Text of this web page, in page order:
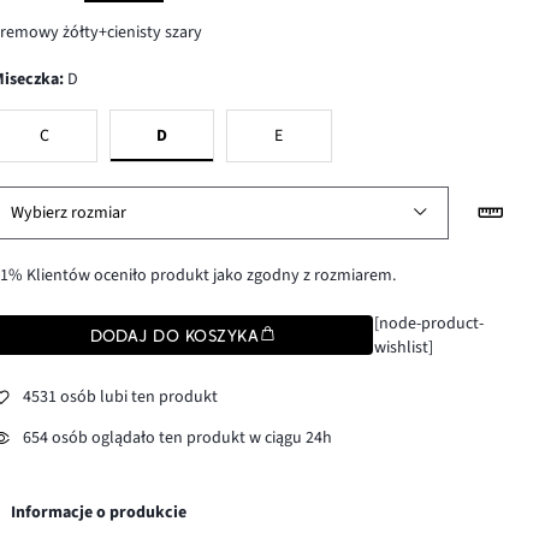
żółty+cienisty szary
Miseczka: D
C D E
Wybierz rozmiar
Klientów oceniło produkt jako zgodny z rozmiarem.
DODAJ DO KOSZYKA
[node-product-
wishlist]
4531 osób lubi ten produkt
654 osób oglądało ten produkt w ciągu 24h
Informacje o produkcie